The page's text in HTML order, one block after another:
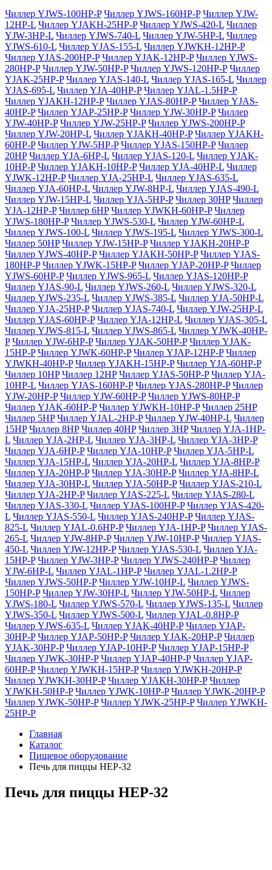
Чиллер YJWS-100HP-P Чиллер YJWS-160HP-P Чиллер YJW-
12HP-L Чиллер YJAKH-25HP-P Чиллер YJWS-420-L Чиллер
YJW-3HP-L Чиллер YJWS-740-L Чиллер YJW-5HP-L Чиллер
YJWS-610-L Чиллер YJAS-155-L Чиллер YJWKH-12HP-P
Чиллер YJAS-200HP-P Чиллер YJAK-12HP-P Чиллер YJWS-
280HP-P Чиллер YJW-50HP-P Чиллер YJWS-120HP-P Чиллер
YJAK-25HP-P Чиллер YJAS-140-L Чиллер YJAS-165-L Чиллер
YJAS-695-L Чиллер YJA-40HP-P Чиллер YJAL-1.5HP-P
Чиллер YJAKH-12HP-P Чиллер YJAS-80HP-P Чиллер YJAS-
40HP-P Чиллер YJAP-25HP-P Чиллер YJW-30HP-P Чиллер
YJW-40HP-P Чиллер YJW-25HP-P Чиллер YJWS-200HP-P
Чиллер YJW-20HP-L Чиллер YJAKH-40HP-P Чиллер YJAKH-
60HP-P Чиллер YJW-5HP-P Чиллер YJAS-150HP-P Чиллер
20HP Чиллер YJA-6HP-L Чиллер YJAS-120-L Чиллер YJAK-
10HP-P Чиллер YJAKH-10HP-P Чиллер YJA-40HP-L Чиллер
YJWK-12HP-P Чиллер YJA-25HP-L Чиллер YJAS-635-L
Чиллер YJA-60HP-L Чиллер YJW-8HP-L Чиллер YJAS-490-L
Чиллер YJW-15HP-L Чиллер YJA-5HP-P Чиллер 30HP Чиллер
YJA-12HP-P Чиллер 6HP Чиллер YJWKH-60HP-P Чиллер
YJWS-180HP-P Чиллер YJWS-530-L Чиллер YJW-60HP-L
Чиллер YJWS-100-L Чиллер YJWS-195-L Чиллер YJWS-300-L
Чиллер 50HP Чиллер YJW-15HP-P Чиллер YJAKH-20HP-P
Чиллер YJWS-40HP-P Чиллер YJAKH-50HP-P Чиллер YJAS-
180HP-P Чиллер YJWK-15HP-P Чиллер YJAP-20HP-P Чиллер
YJWS-60HP-P Чиллер YJWS-965-L Чиллер YJAS-120HP-P
Чиллер YJAS-90-L Чиллер YJWS-260-L Чиллер YJWS-320-L
Чиллер YJWS-235-L Чиллер YJWS-385-L Чиллер YJA-50HP-L
Чиллер YJA-25HP-P Чиллер YJAS-740-L Чиллер YJW-25HP-L
Чиллер YJAS-60HP-P Чиллер YJA-12HP-L Чиллер YJAS-305-L
Чиллер YJWS-815-L Чиллер YJWS-865-L Чиллер YJWK-40HP-
P Чиллер YJW-6HP-P Чиллер YJAK-50HP-P Чиллер YJAK-
15HP-P Чиллер YJWK-60HP-P Чиллер YJAP-12HP-P Чиллер
YJWKH-40HP-P Чиллер YJAKH-15HP-P Чиллер YJA-60HP-P
Чиллер 10HP Чиллер 12HP Чиллер YJAS-50HP-P Чиллер YJA-
10HP-L Чиллер YJAS-160HP-P Чиллер YJAS-280HP-P Чиллер
YJW-20HP-P Чиллер YJW-60HP-P Чиллер YJWS-80HP-P
Чиллер YJAK-60HP-P Чиллер YJWKH-10HP-P Чиллер 25HP
Чиллер 5HP Чиллер YJAL-2HP-P Чиллер YJW-40HP-L Чиллер
15HP Чиллер 8HP Чиллер 40HP Чиллер 3HP Чиллер YJA-1HP-
L Чиллер YJA-2HP-L Чиллер YJA-3HP-L Чиллер YJA-3HP-P
Чиллер YJA-6HP-P Чиллер YJA-10HP-P Чиллер YJA-5HP-L
Чиллер YJA-15HP-L Чиллер YJA-20HP-L Чиллер YJA-8HP-P
Чиллер YJA-20HP-P Чиллер YJA-30HP-P Чиллер YJA-8HP-L
Чиллер YJA-30HP-L Чиллер YJA-50HP-P Чиллер YJAS-210-L
Чиллер YJA-2HP-P Чиллер YJAS-225-L Чиллер YJAS-280-L
Чиллер YJAS-330-L Чиллер YJAS-100HP-P Чиллер YJAS-420-
L Чиллер YJAS-550-L Чиллер YJAS-240HP-P Чиллер YJAS-
825-L Чиллер YJAL-0.6HP-P Чиллер YJA-1HP-P Чиллер YJAS-
265-L Чиллер YJW-8HP-P Чиллер YJW-10HP-P Чиллер YJAS-
450-L Чиллер YJW-12HP-P Чиллер YJAS-530-L Чиллер YJA-
15HP-P Чиллер YJW-3HP-P Чиллер YJWS-240HP-P Чиллер
YJW-6HP-L Чиллер YJAL-1HP-P Чиллер YJAL-1.2HP-P
Чиллер YJWS-50HP-P Чиллер YJW-10HP-L Чиллер YJWS-
150HP-P Чиллер YJW-30HP-L Чиллер YJW-50HP-L Чиллер
YJWS-180-L Чиллер YJWS-570-L Чиллер YJWS-135-L Чиллер
YJWS-350-L Чиллер YJWS-500-L Чиллер YJAL-0.8HP-P
Чиллер YJWS-635-L Чиллер YJAK-40HP-P Чиллер YJAP-
30HP-P Чиллер YJAP-50HP-P Чиллер YJAK-20HP-P Чиллер
YJAK-30HP-P Чиллер YJAP-10HP-P Чиллер YJAP-15HP-P
Чиллер YJWK-30HP-P Чиллер YJAP-40HP-P Чиллер YJAP-
60HP-P Чиллер YJWKH-15HP-P Чиллер YJWKH-20HP-P
Чиллер YJWKH-30HP-P Чиллер YJAKH-30HP-P Чиллер
YJWKH-50HP-P Чиллер YJWK-10HP-P Чиллер YJWK-20HP-P
Чиллер YJWK-50HP-P Чиллер YJWK-25HP-P Чиллер YJWKH-
25HP-P
Главная
Каталог
Пищевое оборудование
Печь для пиццы HEP-32
Печь для пиццы HEP-32